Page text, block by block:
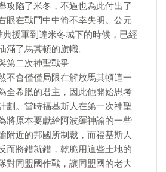
攻陷了米冬，不過也為此付出了
眼在戰鬥中中箭不幸失明。公元
援軍到達米冬城下的時候，已經
滿了馬其頓的旗幟。
第二次神聖戰爭
不會僅僅局限在解放馬其頓這一
全希臘的君主，因此他開始思考
劃。當時福基斯人在第一次神聖
將原本要獻給阿波羅神諭的一些
附近的邦國所制裁，而福基斯人
而將錯就錯，乾脆用這些土地的
對同盟國作戰，讓同盟國的老大